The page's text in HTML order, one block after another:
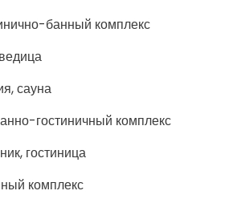
банный комплекс
сауна
гостиничный комплекс
гостиница
комплекс